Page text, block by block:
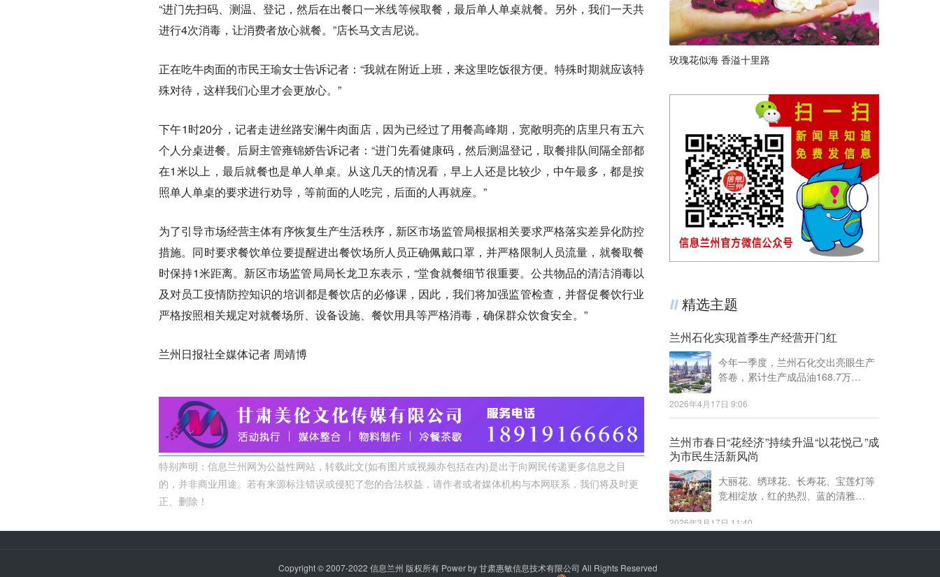
“进门先扫码、测温、登记，然后在出餐口一米线等候取餐，最后单人单桌就餐。另外，我们一天共
进行4次消毒，让消费者放心就餐。”店长马文吉尼说。
正在吃牛肉面的市民王瑜女士告诉记者：“我就在附近上班，来这里吃饭很方便。特殊时期就应该特
殊对待，这样我们心里才会更放心。”
下午1时20分，记者走进丝路安澜牛肉面店，因为已经过了用餐高峰期，宽敞明亮的店里只有五六
个人分桌进餐。后厨主管雍锦娇告诉记者：“进门先看健康码，然后测温登记，取餐排队间隔全部都
在1米以上，最后就餐也是单人单桌。从这几天的情况看，早上人还是比较少，中午最多，都是按
照单人单桌的要求进行劝导，等前面的人吃完，后面的人再就座。”
为了引导市场经营主体有序恢复生产生活秩序，新区市场监管局根据相关要求严格落实差异化防控
措施。同时要求餐饮单位要提醒进出餐饮场所人员正确佩戴口罩，并严格限制人员流量，就餐取餐
时保持1米距离。新区市场监管局局长龙卫东表示，“堂食就餐细节很重要。公共物品的清洁消毒以
及对员工疫情防控知识的培训都是餐饮店的必修课，因此，我们将加强监管检查，并督促餐饮行业
严格按照相关规定对就餐场所、设备设施、餐饮用具等严格消毒，确保群众饮食安全。”
兰州日报社全媒体记者 周靖博
特别声明：信息兰州网为公益性网站，转载此文(如有图片或视频亦包括在内)是出于向网民传递更多信息之目
的，并非商业用途。若有来源标注错误或侵犯了您的合法权益，请作者或者媒体机构与本网联系，我们将及时更
正、删除！
玫瑰花似海 香溢十里路
精选主题
兰州石化实现首季生产经营开门红
今年一季度，兰州石化交出亮眼生产
答卷，累计生产成品油168.7万…
2026年4月17日 9:06
兰州市春日“花经济”持续升温“以花悦己”成
为市民生活新风尚
大丽花、绣球花、长寿花、宝莲灯等
竞相绽放，红的热烈、蓝的清雅…
2026年3月17日 11:40
Copyright © 2007-2022 信息兰州 版权所有 Power by 甘肃惠敏信息技术有限公司 All Rights Reserved